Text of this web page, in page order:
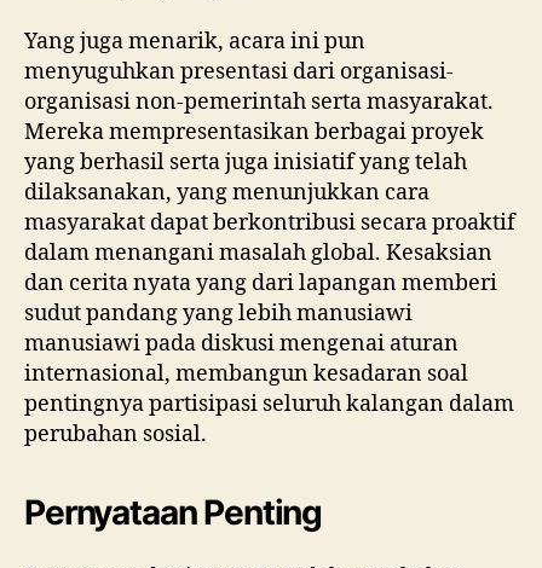
Yang juga menarik, acara ini pun
menyuguhkan presentasi dari organisasi-
organisasi non-pemerintah serta masyarakat.
Mereka mempresentasikan berbagai proyek
yang berhasil serta juga inisiatif yang telah
dilaksanakan, yang menunjukkan cara
masyarakat dapat berkontribusi secara proaktif
dalam menangani masalah global. Kesaksian
dan cerita nyata yang dari lapangan memberi
sudut pandang yang lebih manusiawi
manusiawi pada diskusi mengenai aturan
internasional, membangun kesadaran soal
pentingnya partisipasi seluruh kalangan dalam
perubahan sosial.
Pernyataan Penting